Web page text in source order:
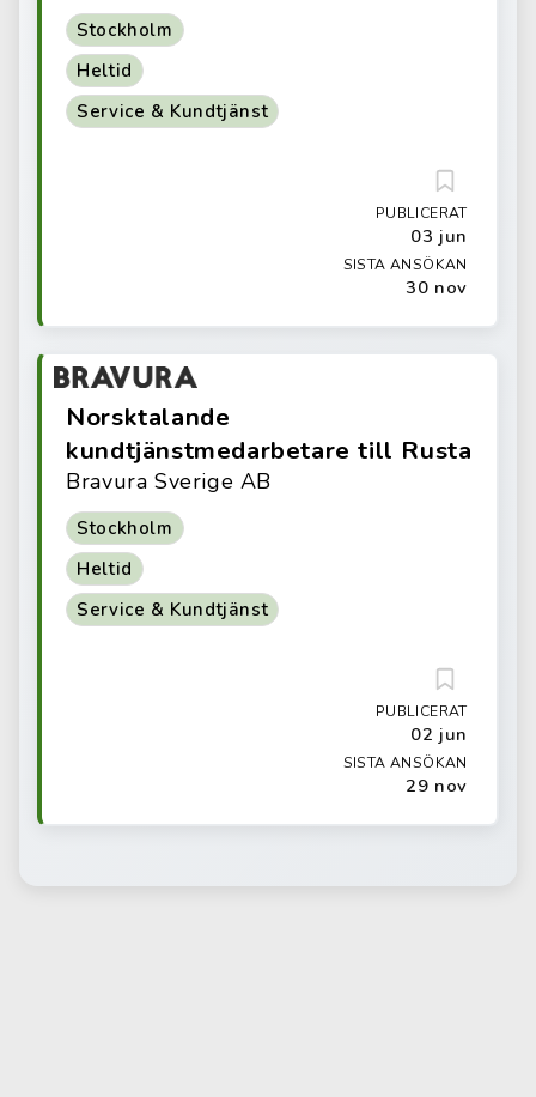
Stockholm
Heltid
Service & Kundtjänst
PUBLICERAT
03 jun
SISTA ANSÖKAN
30 nov
Norsktalande
kundtjänstmedarbetare till Rusta
Bravura Sverige AB
Stockholm
Heltid
Service & Kundtjänst
PUBLICERAT
02 jun
SISTA ANSÖKAN
29 nov